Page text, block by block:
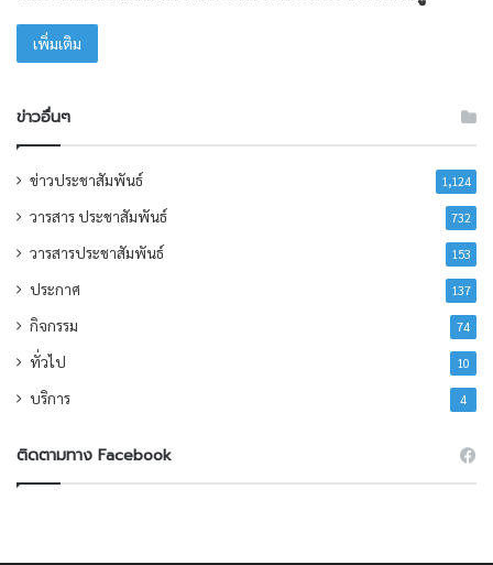
เพิ่มเติม
ข่าวอื่นๆ
ข่าวประชาสัมพันธ์ 1,124
วารสาร ประชาสัมพันธ์ 732
วารสารประชาสัมพันธ์ 153
ประกาศ 137
กิจกรรม 74
ทั่วไป 10
บริการ 4
ติดตามทาง Facebook